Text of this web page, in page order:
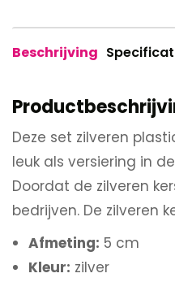
Beschrijving
Deze set zilveren
leuk als versiering in
Doordat de zilveren
bedrijven. De zilveren
Afmeting: 5 cm
Kleur: zilver